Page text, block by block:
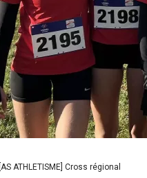
[AS ATHLETISME] Cross régional